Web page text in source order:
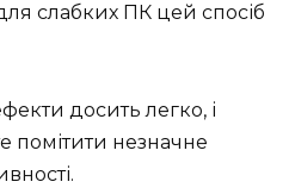
слабких ПК цей спосіб
досить легко, і
помітити незначне